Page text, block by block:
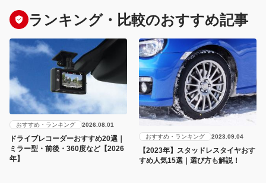
ランキング・比較のおすすめ記事
おすすめ・ランキング 2026.08.01
ドライブレコーダーおすすめ20選｜
ミラー型・前後・360度など【2026
年】
おすすめ・ランキング 2023.09.04
【2023年】スタッドレスタイヤおす
すめ人気15選｜選び方も解説！